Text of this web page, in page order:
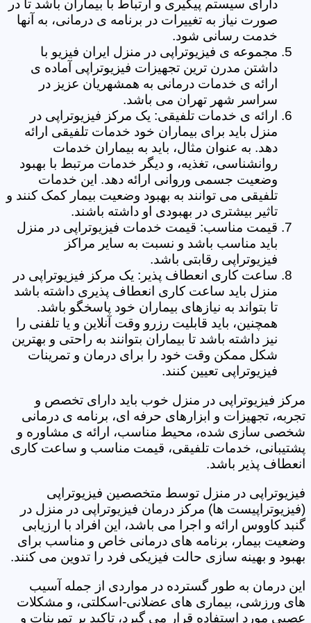
دارای سیستم پیگیری و ارتباط با بیماران باشد تا در
صورت نیاز به تغییرات در برنامه ی درمانی، به آنها
خدمت رسانی شود.
مجموعه ی فیزیوتراپی در منزل ایران فیزیو با
داشتن مدرن ترین تجهیزات فیزیوتراپی آماده ی
ارائه ی خدمات درمانی به همشهریان عزیز در
سراسر شهر تهران می باشد.
ارائه ی خدمات تلفیقی: یک مرکز فیزیوتراپی در
منزل باید برای بیماران خود خدمات تلفیقی ارائه
دهد. به عنوان مثال، باید به بیماران خدمات
روانشناسی، تغذیه، و دیگر خدمات مرتبط با بهبود
وضعیت جسمی وروانی ارائه دهد. این خدمات
تلفیقی می توانند به بهبود وضعیت بیمار کمک کنند و
تاثیر بیشتری در بهبودی او داشته باشند.
قیمت مناسب: قیمت خدمات فیزیوتراپی در منزل
باید مناسب باشد و نسبت به سایر مراکز
فیزیوتراپی رقابتی باشد.
ساعت کاری انعطاف پذیر: یک مرکز فیزیوتراپی در
منزل باید ساعت کاری انعطاف پذیری داشته باشد
تا بتواند به نیازهای بیماران خود پاسخگو باشد.
همچنین، باید قابلیت رزرو وقت آنلاین و یا تلفنی را
نیز داشته باشد تا بیماران بتوانند به راحتی و بهترین
شکل ممکن وقت خود را برای درمان و تمرینات
فیزیوتراپی تعیین کنند.
مرکز فیزیوتراپی در منزل خوب باید دارای تخصص و
تجربه، تجهیزات و ابزارهای حرفه ای، برنامه ی درمانی
شخصی سازی شده، محیط مناسب، ارائه ی مشاوره و
پشتیبانی، خدمات تلفیقی، قیمت مناسب و ساعت کاری
انعطاف پذیر باشد.
فیزیوتراپی در منزل توسط متخصصین فیزیوتراپی
(فیزیوتراپیست ها) مرکز درمان فیزیوتراپی در منزل در
گنبد کاووس ارائه و اجرا می باشد، این افراد با ارزیابی
وضعیت بیمار، برنامه های درمانی خاص و مناسب برای
بهبود و بهینه سازی حالت فیزیکی فرد را تدوین می کنند.
این درمان به طور گسترده در مواردی از جمله آسیب
های ورزشی، بیماری های عضلانی-اسکلتی، و مشکلات
عصبی مورد استفاده قرار می گیرد، تاکید بر تمرینات و